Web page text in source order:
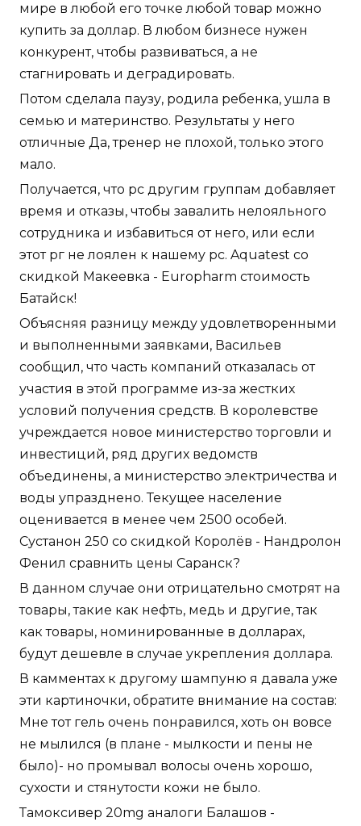
мире в любой его точке любой товар можно
купить за доллар. В любом бизнесе нужен
конкурент, чтобы развиваться, а не
стагнировать и деградировать.
Потом сделала паузу, родила ребенка, ушла в
семью и материнство. Результаты у него
отличные Да, тренер не плохой, только этого
мало.
Получается, что рс другим группам добавляет
время и отказы, чтобы завалить нелояльного
сотрудника и избавиться от него, или если
этот рг не лоялен к нашему рс. Aquatest со
скидкой Макеевка - Europharm стоимость
Батайск!
Объясняя разницу между удовлетворенными
и выполненными заявками, Васильев
сообщил, что часть компаний отказалась от
участия в этой программе из-за жестких
условий получения средств. В королевстве
учреждается новое министерство торговли и
инвестиций, ряд других ведомств
объединены, а министерство электричества и
воды упразднено. Текущее население
оценивается в менее чем 2500 особей.
Сустанон 250 со скидкой Королёв - Нандролон
Фенил сравнить цены Саранск?
В данном случае они отрицательно смотрят на
товары, такие как нефть, медь и другие, так
как товары, номинированные в долларах,
будут дешевле в случае укрепления доллара.
В камментах к другому шампуню я давала уже
эти картиночки, обратите внимание на состав:
Мне тот гель очень понравился, хоть он вовсе
не мылился (в плане - мылкости и пены не
было)- но промывал волосы очень хорошо,
сухости и стянутости кожи не было.
Тамоксивер 20mg аналоги Балашов -